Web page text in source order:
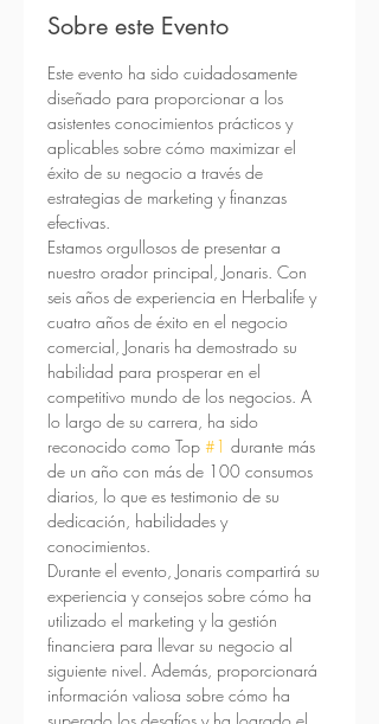
Sobre este Evento
Este evento ha sido cuidadosamente
diseñado para proporcionar a los
asistentes conocimientos prácticos y
aplicables sobre cómo maximizar el
éxito de su negocio a través de
estrategias de marketing y finanzas
efectivas.
Estamos orgullosos de presentar a
nuestro orador principal, Jonaris. Con
seis años de experiencia en Herbalife y
cuatro años de éxito en el negocio
comercial, Jonaris ha demostrado su
habilidad para prosperar en el
competitivo mundo de los negocios. A
lo largo de su carrera, ha sido
reconocido como Top #1 durante más
de un año con más de 100 consumos
diarios, lo que es testimonio de su
dedicación, habilidades y
conocimientos.
Durante el evento, Jonaris compartirá su
experiencia y consejos sobre cómo ha
utilizado el marketing y la gestión
financiera para llevar su negocio al
siguiente nivel. Además, proporcionará
información valiosa sobre cómo ha